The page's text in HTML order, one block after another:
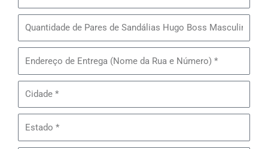
Pares
de
Sandálias
Hugo
Boss
Masculinas
Entrega